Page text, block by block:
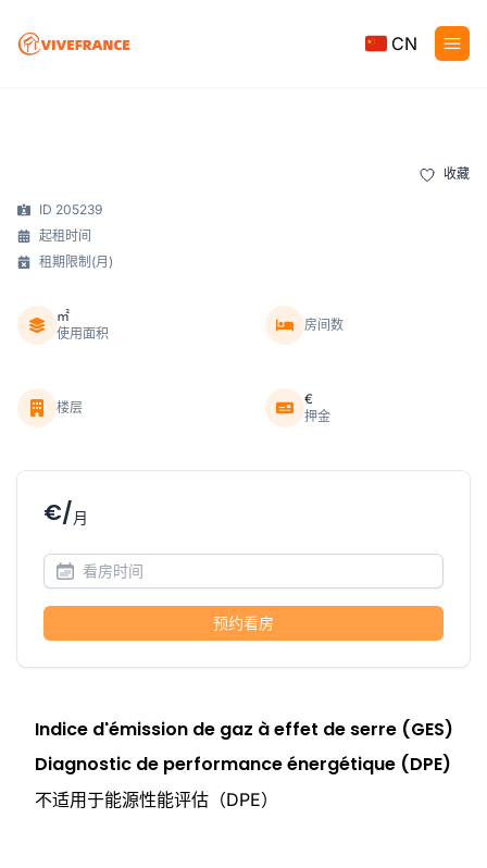
CN
收藏
ID 205239
起租时间
租期限制(月)
㎡
使用面积
房间数
楼层
€
押金
€/月
预约看房
Indice d'émission de gaz à effet de serre (GES)
Diagnostic de performance énergétique (DPE)
不适用于能源性能评估（DPE）